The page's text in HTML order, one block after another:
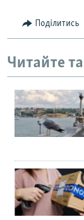
Поділитись
Читайте